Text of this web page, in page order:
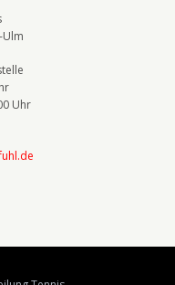
Ulm
Uhr